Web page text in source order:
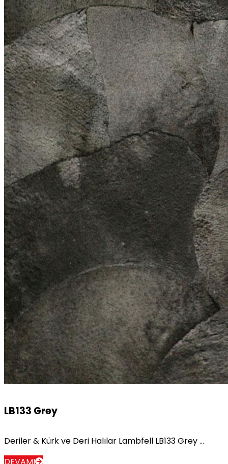
LB133 Grey
Deriler & Kürk ve Deri Halılar Lambfell LB133 Grey ...